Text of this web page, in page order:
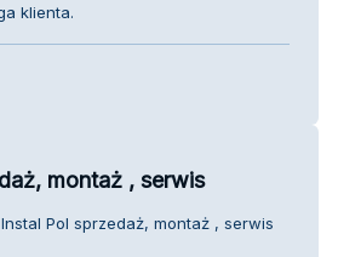
klienta.
montaż , serwis
Pol sprzedaż, montaż , serwis